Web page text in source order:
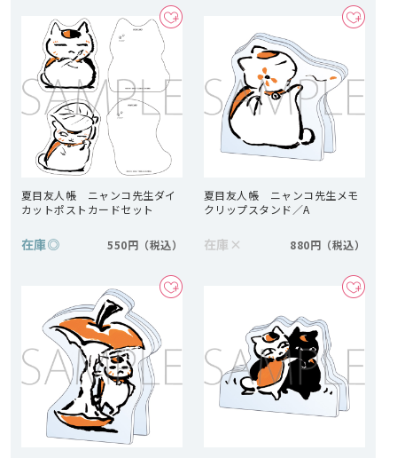
夏目友人帳 ニャンコ先生ダイ
カットポストカードセット
在庫◎ 550円
夏目友人帳 ニャンコ先生メモ
クリップスタンド／A
在庫 × 880円